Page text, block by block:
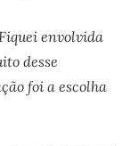
envolvida
desse
foi a escolha